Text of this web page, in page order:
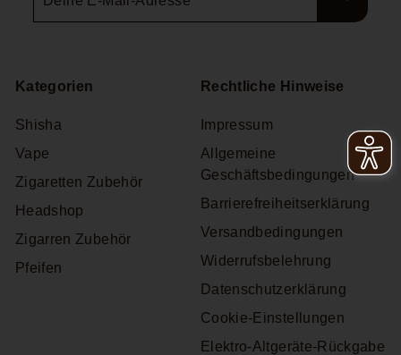
E-
Kategorien
Shisha
Vape
Zigaretten Zubehör
Headshop
Zigarren Zubehör
Pfeifen
Rechtliche Hinweise
Impressum
Allgemeine
Geschäftsbedingungen
Barrierefreiheitserklärung
Versandbedingungen
Widerrufsbelehrung
Datenschutzerklärung
Cookie-Einstellungen
Elektro-Altgeräte-Rückgabe